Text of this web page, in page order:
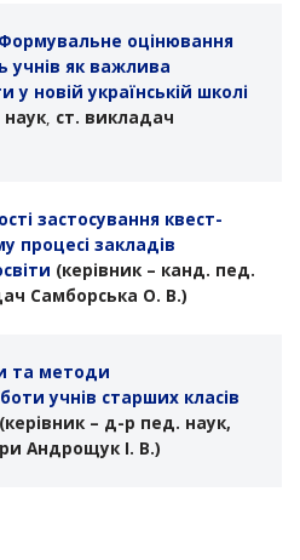
оцінювання
учнів як важлива
у новій українській школі
наук, ст. викладач
застосування квест-
процесі закладів
(керівник – канд. пед.
Самборська О. В.)
та методи
учнів старших класів
(керівник – д-р пед. наук,
Андрощук І. В.)